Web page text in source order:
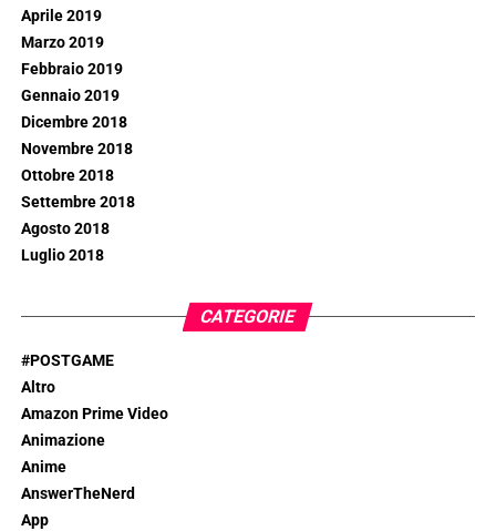
Aprile 2019
Marzo 2019
Febbraio 2019
Gennaio 2019
Dicembre 2018
Novembre 2018
Ottobre 2018
Settembre 2018
Agosto 2018
Luglio 2018
CATEGORIE
#POSTGAME
Altro
Amazon Prime Video
Animazione
Anime
AnswerTheNerd
App